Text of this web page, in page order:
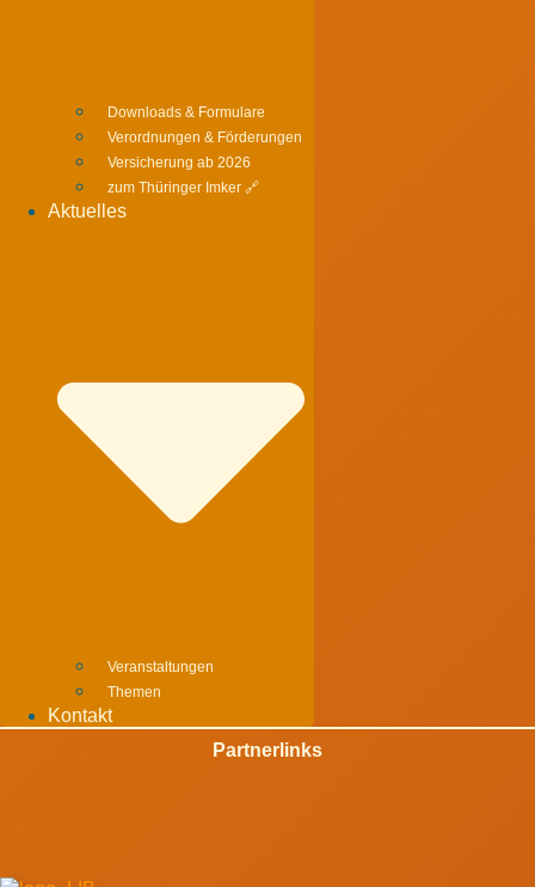
Downloads & Formulare
Verordnungen & Förderungen
Versicherung ab 2026
zum Thüringer Imker 🔗
Aktuelles
Veranstaltungen
Themen
Kontakt
Partnerlinks